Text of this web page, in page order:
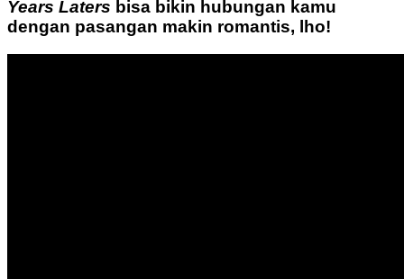
Years Laters bisa bikin hubungan kamu
dengan pasangan makin romantis, lho!